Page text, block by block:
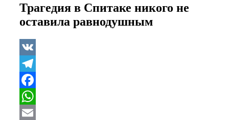
Трагедия в Спитаке никого не
оставила равнодушным
VK
Telegram
Facebook
WhatsApp